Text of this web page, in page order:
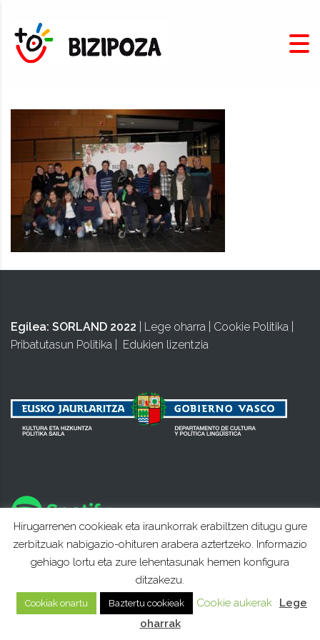
Egilea: SORLAND 2022 Lege oharra Cookie Politika
Pribatutasun Politika
Edukien lizentzia
Hirugarrenen cookieak eta iraunkorrak erabiltzen ditugu gure
zerbitzuak nabigazio-ohituren arabera aztertzeko. Informazio
gehiago lortu eta zure lehentasunak hemen konfigura
ditzakezu.
Cookiak onartu Baztertu cookieak Cookie aukerak
Lege
oharrak